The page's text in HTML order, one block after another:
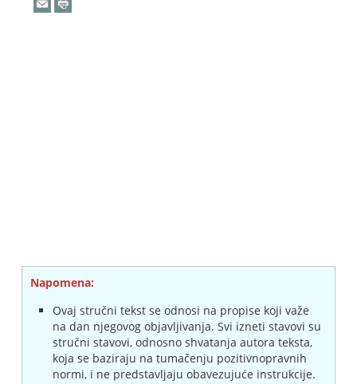
Napomena:
Ovaj stručni tekst se odnosi na propise koji važe
na dan njegovog objavljivanja. Svi izneti stavovi su
stručni stavovi, odnosno shvatanja autora teksta,
koja se baziraju na tumačenju pozitivnopravnih
normi, i ne predstavljaju obavezujuće instrukcije.